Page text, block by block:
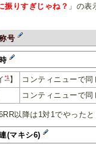
振りすぎじゃね？ 」の表
号
時
*1】
コンティニューで
コンティニューで
以降は1対1でやったと
(マキシ6)